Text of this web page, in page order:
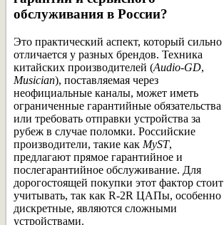
обслуживания в России?
Это практический аспект, который сильно
отличается у разных брендов. Техника
китайских производителей (Audio-GD,
Musician), поставляемая через
неофициальные каналы, может иметь
ограниченные гарантийные обязательства
или требовать отправки устройства за
рубеж в случае поломки. Российские
производители, такие как MyST,
предлагают прямое гарантийное и
послегарантийное обслуживание. Для
дорогостоящей покупки этот фактор стоит
учитывать, так как R-2R ЦАПы, особенно
дискретные, являются сложными
устройствами.